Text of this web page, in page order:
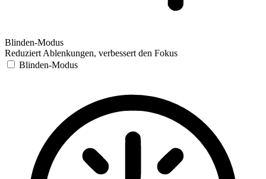
Blinden-Modus
Reduziert Ablenkungen, verbessert den Fokus
Blinden-Modus